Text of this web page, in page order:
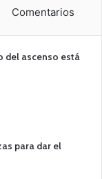
Comentarios
del ascenso está
para dar el